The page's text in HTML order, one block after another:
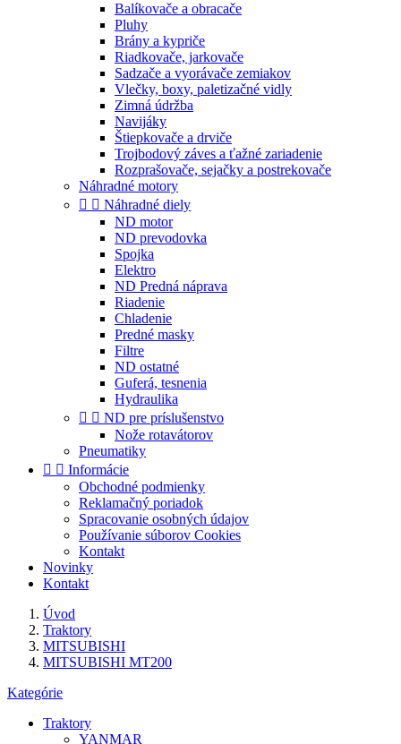
Balíkovače a obracače
Pluhy
Brány a kypriče
Riadkovače, jarkovače
Sadzače a vyorávače zemiakov
Vlečky, boxy, paletizačné vidly
Zimná údržba
Navijáky
Štiepkovače a drviče
Trojbodový záves a ťažné zariadenie
Rozprašovače, sejačky a postrekovače
Náhradné motory
  Náhradné diely
ND motor
ND prevodovka
Spojka
Elektro
ND Predná náprava
Riadenie
Chladenie
Predné masky
Filtre
ND ostatné
Guferá, tesnenia
Hydraulika
  ND pre príslušenstvo
Nože rotavátorov
Pneumatiky
  Informácie
Obchodné podmienky
Reklamačný poriadok
Spracovanie osobných údajov
Používanie súborov Cookies
Kontakt
Novinky
Kontakt
Úvod
Traktory
MITSUBISHI
MITSUBISHI MT200
Kategórie
Traktory
YANMAR